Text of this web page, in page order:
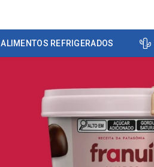
ALIMENTOS REFRIGERADOS